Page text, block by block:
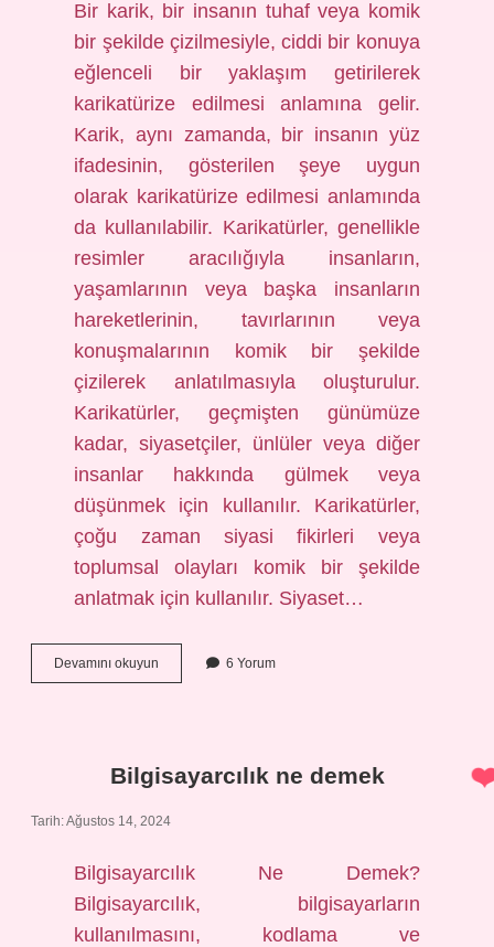
Bir karik, bir insanın tuhaf veya komik
bir şekilde çizilmesiyle, ciddi bir konuya
eğlenceli bir yaklaşım getirilerek
karikatürize edilmesi anlamına gelir.
Karik, aynı zamanda, bir insanın yüz
ifadesinin, gösterilen şeye uygun
olarak karikatürize edilmesi anlamında
da kullanılabilir. Karikatürler, genellikle
resimler aracılığıyla insanların,
yaşamlarının veya başka insanların
hareketlerinin, tavırlarının veya
konuşmalarının komik bir şekilde
çizilerek anlatılmasıyla oluşturulur.
Karikatürler, geçmişten günümüze
kadar, siyasetçiler, ünlüler veya diğer
insanlar hakkında gülmek veya
düşünmek için kullanılır. Karikatürler,
çoğu zaman siyasi fikirleri veya
toplumsal olayları komik bir şekilde
anlatmak için kullanılır. Siyaset…
Devamını okuyun
ne
6 Yorum
Bilgisayarcılık ne demek
Tarih: Ağustos 14, 2024
Bilgisayarcılık Ne Demek?
Bilgisayarcılık, bilgisayarların
kullanılmasını, kodlama ve